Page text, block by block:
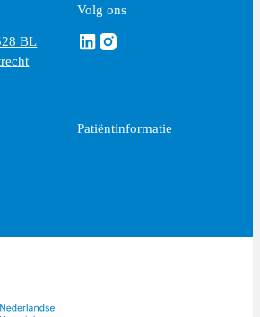
BL
Volg ons
Volg ons via Linkedin
Volg ons via Instagram
Patiëntinformatie